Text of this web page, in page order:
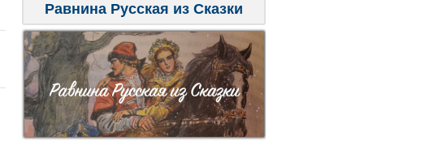
Равнина Русская из Сказки